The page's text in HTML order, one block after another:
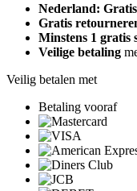
Nederland:
Gratis
Minstens 1 gratis
Veilige betaling
Veilig betalen met
Betaling vooraf